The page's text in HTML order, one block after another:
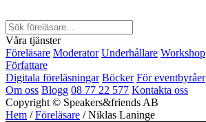
Våra tjänster
Föreläsare Moderator Underhållare Workshop
Författare
Digitala föreläsningar Böcker För eventbyråer
Om oss Blogg 08 77 22 577 Kontakta oss
Copyright © Speakers&friends AB
Hem /Föreläsare / Niklas Laninge